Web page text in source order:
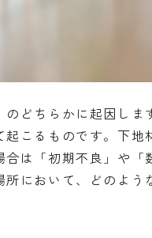
どちらかに起因しま
こるものです。下地
は「初期不良」や「
において、どのよう